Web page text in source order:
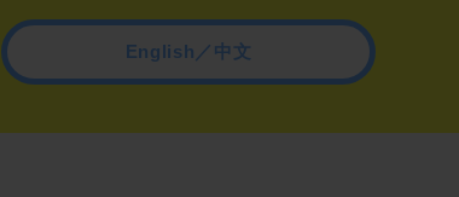
English／中文